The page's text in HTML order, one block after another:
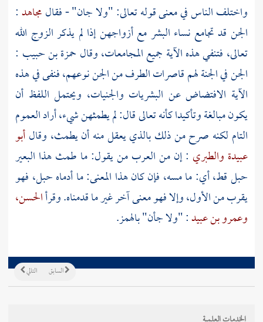
واختلف الناس في معنى قوله تعالى: "ولا جان" - فقالمجاهد:
الجن قد تجامع نساء البشر مع أزواجهن إذا لم يذكر الزوج الله
تعالى، فتنفي هذه الآية جميع المجامعات، وقال حمزة بن حبيب :
الجن في الجنة لهم قاصرات الطرف من الجن نوعهم، فنفى في هذه
الآية الافتضاض عن البشريات والجنيات، ويحتمل اللفظ أن
يكون مبالغة وتأكيدا كأنه تعالى قال: لم يطمثهن شيء، أراد العموم
التام لكنه صرح من ذلك بالذي يعقل منه أن يطمث، وقالأبو
عبيدة والطبري : إن منالعربمن يقول: ما طمث هذا البعير
حبل قط، أي: ما مسه، فإن كان هذا المعنى: ما أدماه حبل، فهو
يقرب من الأول، وإلا فهو معنى آخر غير ما قدمناه. وقرأالحسن،
وعمرو بن عبيد: "ولا جأن" بالهمز.
التالي السابق